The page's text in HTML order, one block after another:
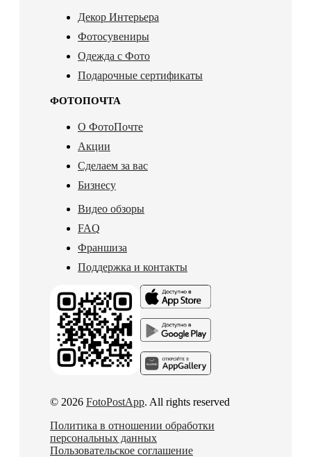
Декор Интерьера
Фотосувениры
Одежда с Фото
Подарочные сертификаты
ФОТОПОЧТА
О ФотоПочте
Акции
Сделаем за вас
Бизнесу
Видео обзоры
FAQ
Франшиза
Поддержка и контакты
© 2026 FotoPostApp. All rights reserved
Политика в отношении обработки
персональных данных
Пользовательское соглашение